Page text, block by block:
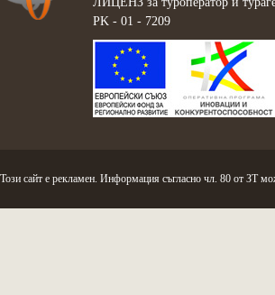
PK - 01 - 7209
Този сайт е рекламен. Информация съгласно чл. 80 от ЗТ